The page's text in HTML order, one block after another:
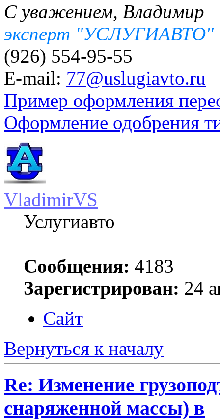
С уважением, Владимир
эксперт "УСЛУГИАВТО"
(926) 554-95-55
E-mail: 77@uslugiavto.ru
Пример оформления
Оформление одобрения
VladimirVS
Услугиавто
Сообщения: 4183
Зарегистрирован: 24
Сайт
Вернуться к началу
Re: Изменение
снаряженной массы) в